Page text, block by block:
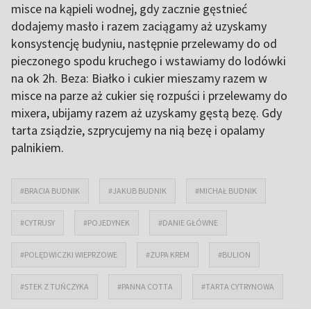
misce na kąpieli wodnej, gdy zacznie gęstnieć
dodajemy masło i razem zaciągamy aż uzyskamy
konsystencję budyniu, następnie przelewamy do od
pieczonego spodu kruchego i wstawiamy do lodówki
na ok 2h. Beza: Białko i cukier mieszamy razem w
misce na parze aż cukier się rozpuści i przelewamy do
mixera, ubijamy razem aż uzyskamy gęstą bezę. Gdy
tarta zsiądzie, szprycujemy na nią bezę i opalamy
palnikiem.
#BRACIA BUDNIK #JAKUB BUDNIK #MICHAŁ BUDNIK
#CYTRUSY #POJEDYNEK #DANIE GŁÓWNE
#POLĘDWICZKI WIEPRZOWE #ZUPA KREM #BULION
#STEK Z TUŃCZYKA #PANNA COTTA #TARTA CYTRYNOWA